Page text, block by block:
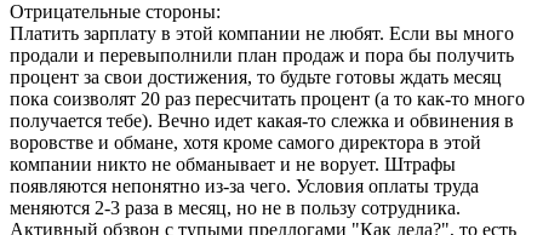
Отрицательные стороны:
Платить зарплату в этой компании не любят. Если вы много
продали и перевыполнили план продаж и пора бы получить
процент за свои достижения, то будьте готовы ждать месяц
пока соизволят 20 раз пересчитать процент (а то как-то много
получается тебе). Вечно идет какая-то слежка и обвинения в
воровстве и обмане, хотя кроме самого директора в этой
компании никто не обманывает и не ворует. Штрафы
появляются непонятно из-за чего. Условия оплаты труда
меняются 2-3 раза в месяц, но не в пользу сотрудника.
Активный обзвон с тупыми предлогами "Как дела?", то есть